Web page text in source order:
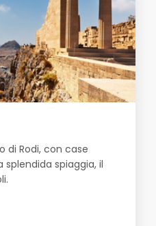
di Rodi, con case
spiaggia, il